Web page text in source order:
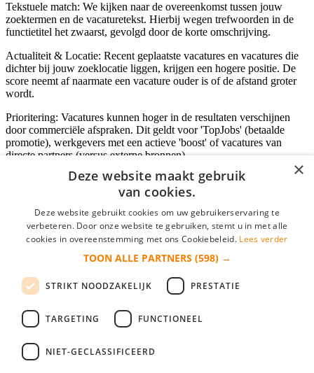
Tekstuele match: We kijken naar de overeenkomst tussen jouw
zoektermen en de vacaturetekst. Hierbij wegen trefwoorden in de
functietitel het zwaarst, gevolgd door de korte omschrijving.
Actualiteit & Locatie: Recent geplaatste vacatures en vacatures die
dichter bij jouw zoeklocatie liggen, krijgen een hogere positie. De
score neemt af naarmate een vacature ouder is of de afstand groter
wordt.
Prioritering: Vacatures kunnen hoger in de resultaten verschijnen
door commerciële afspraken. Dit geldt voor 'TopJobs' (betaalde
promotie), werkgevers met een actieve 'boost' of vacatures van
directe partners (versus externe bronnen).
Inloggen als bedrijf
*
login gegevens onthouden
login
Bedrijf aanmelden
×
Deze website maakt gebruik
van cookies.
Deze website gebruikt cookies om uw gebruikerservaring te
verbeteren. Door onze website te gebruiken, stemt u in met alle
cookies in overeenstemming met ons Cookiebeleid. Lees verder
TOON ALLE PARTNERS (598) →
STRIKT NOODZAKELIJK PRESTATIE
TARGETING FUNCTIONEEL
NIET-GECLASSIFICEERD